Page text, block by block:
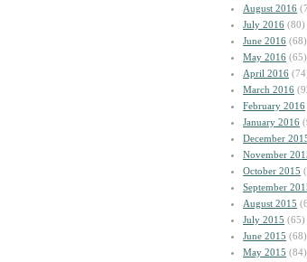
August 2016
July 2016 (80)
June 2016 (68)
May 2016 (65)
April 2016
March 2016
February 2016
January 2016
December
November
October 2015
September
August 2015
July 2015 (65)
June 2015 (68)
May 2015 (84)